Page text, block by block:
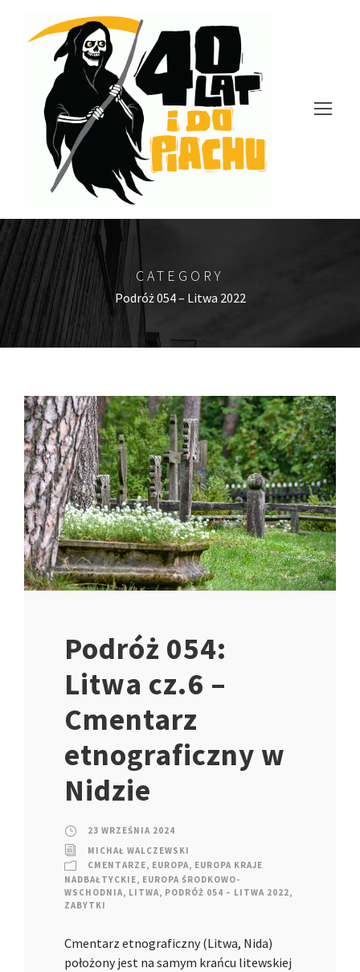
CATEGORY
Podróż 054 – Litwa 2022
Podróż 054:
Litwa cz.6 –
Cmentarz
etnograficzny w
Nidzie
23 WRZEŚNIA 2024
MICHAŁ WALCZEWSKI
CMENTARZE, EUROPA, EUROPA KRAJE
NADBAŁTYCKIE, EUROPA ŚRODKOWO-
WSCHODNIA, LITWA, PODRÓŻ 054 – LITWA 2022,
ZABYTKI
Cmentarz etnograficzny (Litwa, Nida)
położony jest na samym krańcu litewskiej